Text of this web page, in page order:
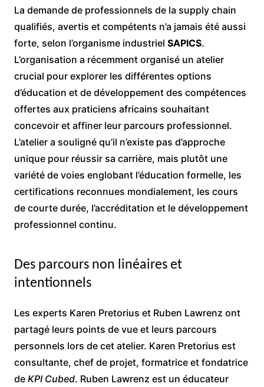
La demande de professionnels de la supply chain
qualifiés, avertis et compétents n’a jamais été aussi
forte, selon l’organisme industriel SAPICS.
L’organisation a récemment organisé un atelier
crucial pour explorer les différentes options
d’éducation et de développement des compétences
offertes aux praticiens africains souhaitant
concevoir et affiner leur parcours professionnel.
L’atelier a souligné qu’il n’existe pas d’approche
unique pour réussir sa carrière, mais plutôt une
variété de voies englobant l’éducation formelle, les
certifications reconnues mondialement, les cours
de courte durée, l’accréditation et le développement
professionnel continu.
Des parcours non linéaires et
intentionnels
Les experts Karen Pretorius et Ruben Lawrenz ont
partagé leurs points de vue et leurs parcours
personnels lors de cet atelier. Karen Pretorius est
consultante, chef de projet, formatrice et fondatrice
de KPI Cubed. Ruben Lawrenz est un éducateur